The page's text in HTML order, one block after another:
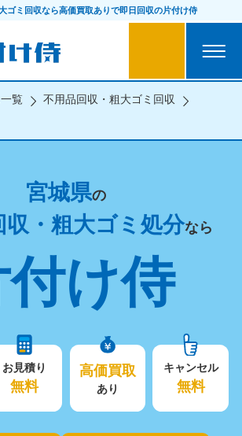
ゴミ回収なら高価買取ありで即日回収の片付け侍
覧
不用品回収・粗大ゴミ回収
宮城県の
収・粗大ゴミ処分なら
付け侍
お見積り
無料
高価買取
あり
キャンセル
無料